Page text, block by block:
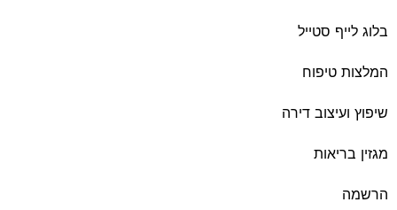
בלוג לייף סטייל
המלצות טיפוח
שיפוץ ועיצוב דירה
מגזין בריאות
הרשמה